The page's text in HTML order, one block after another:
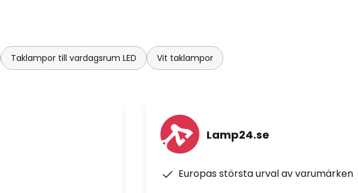
Taklampor till vardagsrum LED Vit taklampor
Lamp24.se
Europas största urval av varumärken